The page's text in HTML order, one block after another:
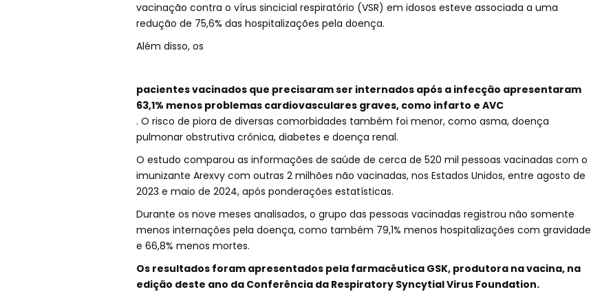
vacinação contra o vírus sincicial respiratório (VSR) em idosos esteve associada a uma
redução de 75,6% das hospitalizações pela doença.
Além disso, os
pacientes vacinados que precisaram ser internados após a infecção apresentaram
63,1% menos problemas cardiovasculares graves, como infarto e AVC
. O risco de piora de diversas comorbidades também foi menor, como asma, doença
pulmonar obstrutiva crônica, diabetes e doença renal.
O estudo comparou as informações de saúde de cerca de 520 mil pessoas vacinadas com o
imunizante Arexvy com outras 2 milhões não vacinadas, nos Estados Unidos, entre agosto de
2023 e maio de 2024, após ponderações estatísticas.
Durante os nove meses analisados, o grupo das pessoas vacinadas registrou não somente
menos internações pela doença, como também 79,1% menos hospitalizações com gravidade
e 66,8% menos mortes.
Os resultados foram apresentados pela farmacêutica GSK, produtora na vacina, na
edição deste ano da Conferência da Respiratory Syncytial Virus Foundation.